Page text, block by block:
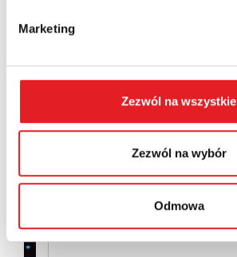
Marketing
Zezwól na wszystkie
Zezwól na wybór
Odmowa
Nazwa firmy:
Numer telefonu: